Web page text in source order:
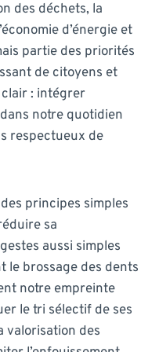
des déchets, la
d’énergie et
partie des priorités
de citoyens et
clair : intégrer
notre quotidien
respectueux de
principes simples
sa
aussi simples
le brossage des dents
notre empreinte
le tri sélectif de ses
valorisation des